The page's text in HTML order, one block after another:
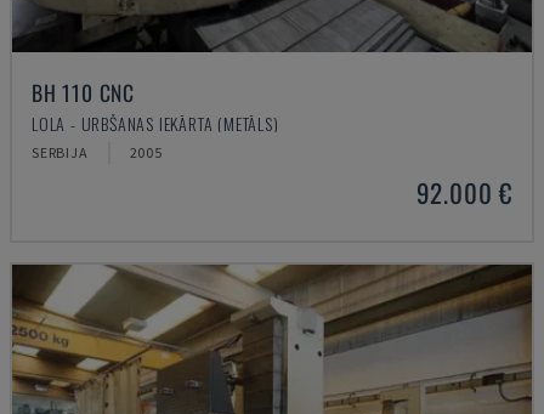
BH 110 CNC
LOLA - URBŠANAS IEKĀRTA (METĀLS)
SERBIJA 2005
92.000 €